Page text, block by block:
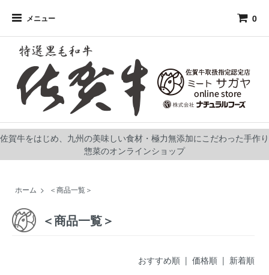
メニュー 0
佐賀牛をはじめ、九州の美味しい食材・極力無添加にこだわった手作り
惣菜のオンラインショップ
ホーム > ＜商品一覧＞
＜商品一覧＞
おすすめ順| 価格順 | 新着順